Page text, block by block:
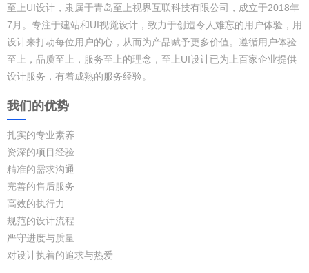
至上UI设计，隶属于青岛至上视界互联科技有限公司，成立于2018年
7月。专注于建站和UI视觉设计，致力于创造令人难忘的用户体验，用
设计来打动每位用户的心，从而为产品赋予更多价值。遵循用户体验
至上，品质至上，服务至上的理念，至上UI设计已为上百家企业提供
设计服务，有着成熟的服务经验。
我们的优势
扎实的专业素养
资深的项目经验
精准的需求沟通
完善的售后服务
高效的执行力
规范的设计流程
严守进度与质量
对设计执着的追求与热爱